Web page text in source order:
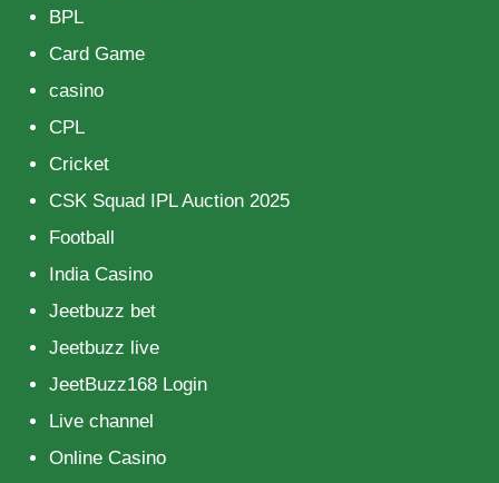
BPL
Card Game
casino
CPL
Cricket
CSK Squad IPL Auction 2025
Football
India Casino
Jeetbuzz bet
Jeetbuzz live
JeetBuzz168 Login
Live channel
Online Casino